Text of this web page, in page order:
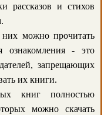
рассказов и стихов
можно прочитать
ознакомления - это
запрещающих
их книги.
книг полностью
можно скачать